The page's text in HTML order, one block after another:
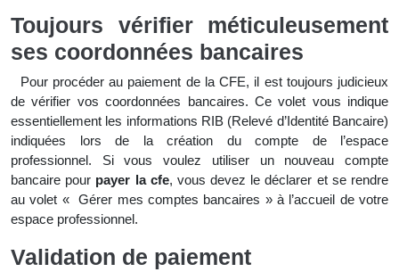
Toujours vérifier méticuleusement
ses coordonnées bancaires
Pour procéder au paiement de la CFE, il est toujours judicieux
de vérifier vos coordonnées bancaires. Ce volet vous indique
essentiellement les informations RIB (Relevé d’Identité Bancaire)
indiquées lors de la création du compte de l’espace
professionnel. Si vous voulez utiliser un nouveau compte
bancaire pour payer la cfe, vous devez le déclarer et se rendre
au volet « Gérer mes comptes bancaires » à l’accueil de votre
espace professionnel.
Validation de paiement